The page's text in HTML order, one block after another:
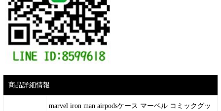
商品詳細情報
marvel iron man airpodsケース マーベル コミックグッ